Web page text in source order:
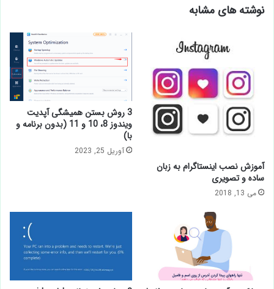
نوشته های مشابه
آموزش نصب اینستاگرام به زبان
ساده و تصویری
می 13, 2018
3 روش بستن همیشگی آپدیت
ویندوز 8، 10 و 11 (بدون برنامه و
با)
آوریل 25, 2023